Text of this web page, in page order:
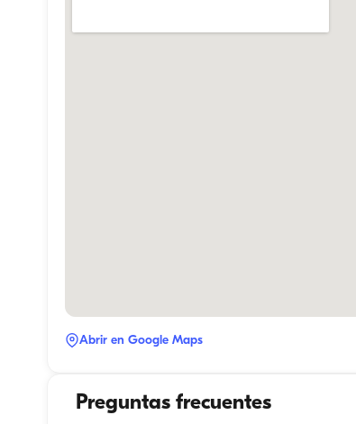
Abrir en Google Maps
Preguntas frecuentes